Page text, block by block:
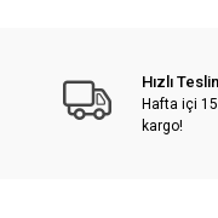
Hızlı
Hafta içi
kargo!